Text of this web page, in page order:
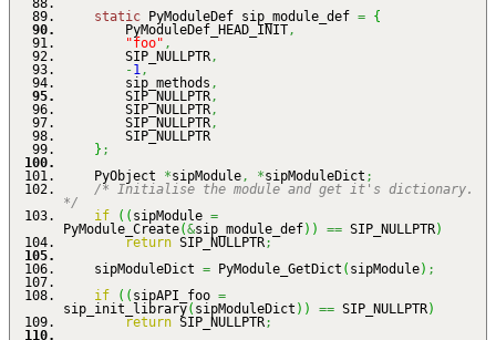
static PyModuleDef sip_module_def = {
PyModuleDef_HEAD_INIT,
"foo" ,
SIP_NULLPTR,
-1,
sip_methods ,
SIP_NULLPTR,
SIP_NULLPTR,
SIP_NULLPTR,
SIP_NULLPTR
} ;
PyObject *sipModule, *sipModuleDict ;
/* Initialise the module and get it's dictionary.
*/
if
( ( sipModule =
PyModule_Create(&sip_module_def) ) == SIP_NULLPTR)
return SIP_NULLPTR;
sipModuleDict = PyModule_GetDict ( sipModule) ;
if
( ( sipAPI_foo =
sip_init_library( sipModuleDict ) ) == SIP_NULLPTR)
return SIP_NULLPTR;